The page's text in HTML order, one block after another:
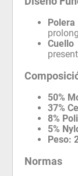
50%
37%
8%
5%
Peso:
Normas